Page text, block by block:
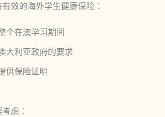
效的海外学生健康保险：
个在澳学习期间
大利亚政府的要求
供保险证明
虑：